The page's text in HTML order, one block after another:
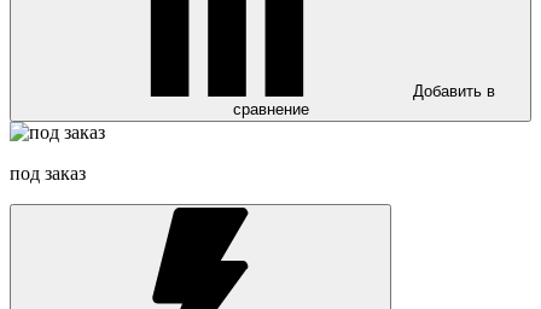
Добавить в
сравнение
под заказ